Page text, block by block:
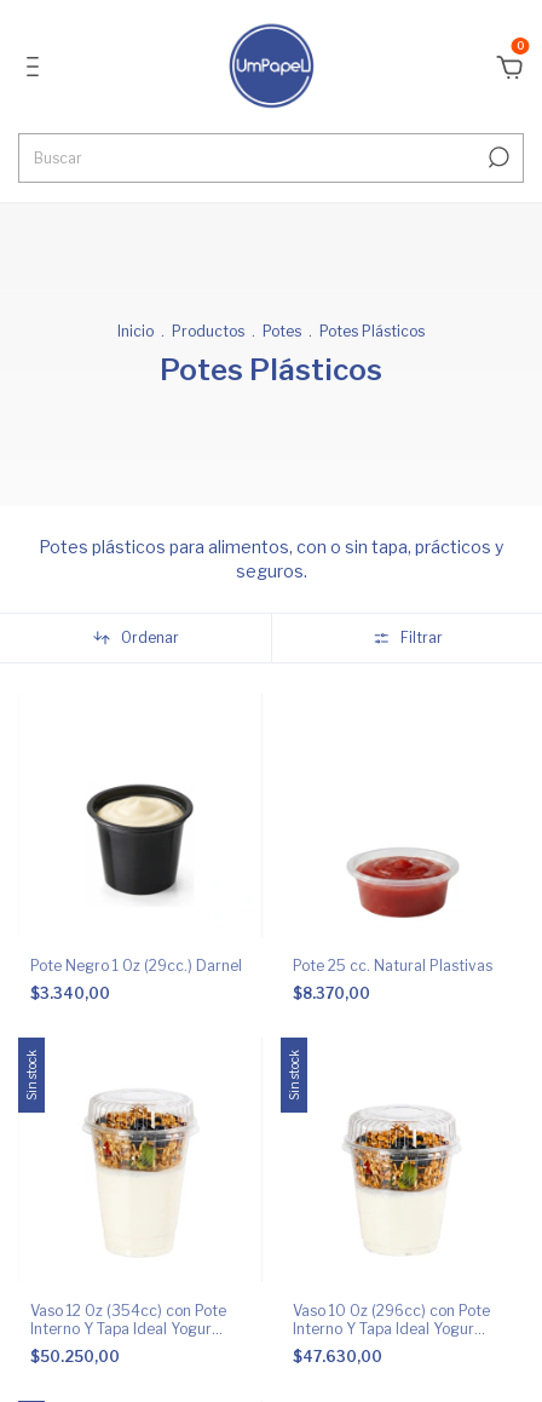
0
Inicio . Productos . Potes . Potes Plásticos
Potes Plásticos
Potes plásticos para alimentos, con o sin tapa, prácticos y
seguros.
Ordenar Filtrar
Pote Negro 1 Oz (29cc.) Darnel
$3.340,00
Pote 25 cc. Natural Plastivas
$8.370,00
Sin stock
Vaso 12 Oz (354cc) con Pote
Interno Y Tapa Ideal Yogur
Granola
$50.250,00
Sin stock
Vaso 10 Oz (296cc) con Pote
Interno Y Tapa Ideal Yogur
Granola
$47.630,00